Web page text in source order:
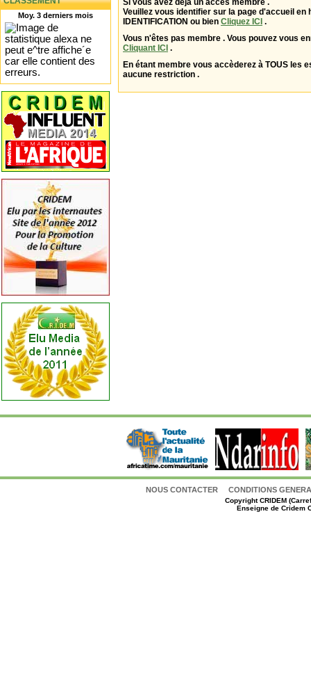
Moy. 3 derniers mois
Si vous avez déjà un accès membre .
Veuillez vous identifier sur la page d'accueil en
IDENTIFICATION ou bien Cliquez ICI .
Vous n'êtes pas membre . Vous pouvez vous
Cliquant ICI .
En étant membre vous accèderez à TOUS les
aucune restriction .
NOUS CONTACTER CONDITIONS
CopyrightCRIDEM
Enseigne de Cridem